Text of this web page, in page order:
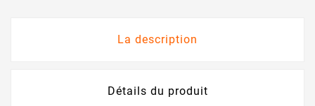
La description
Détails du produit